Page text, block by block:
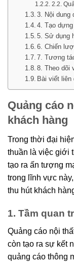
2.2.
3. Nội dung
4. Tạo
5. Sử dụng
6. Chiến
7. Tương
8. Theo dõi
Bài viết liên
Quảng cáo
khách hàng
Trong thời đại
thuần là việc giới
tạo ra ấn tượng
trong lĩnh vực
thu hút khách
1. Tầm quan
Quảng cáo nội
còn tạo ra sự kết
quảng cáo thông